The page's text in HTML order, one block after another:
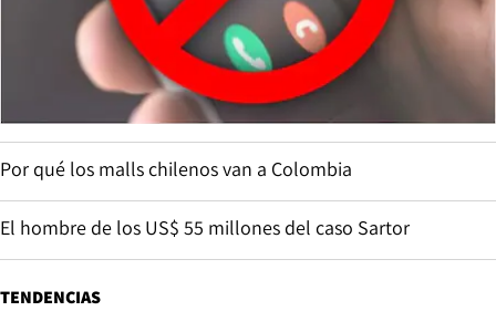
Por qué los malls chilenos van a Colombia
El hombre de los US$ 55 millones del caso Sartor
TENDENCIAS